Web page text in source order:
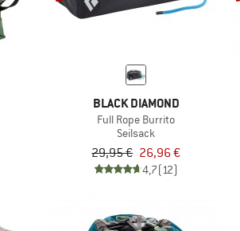
BLACK DIAMOND
Full Rope Burrito
Seilsack
29,95 € 26,96 €
4,7(12)